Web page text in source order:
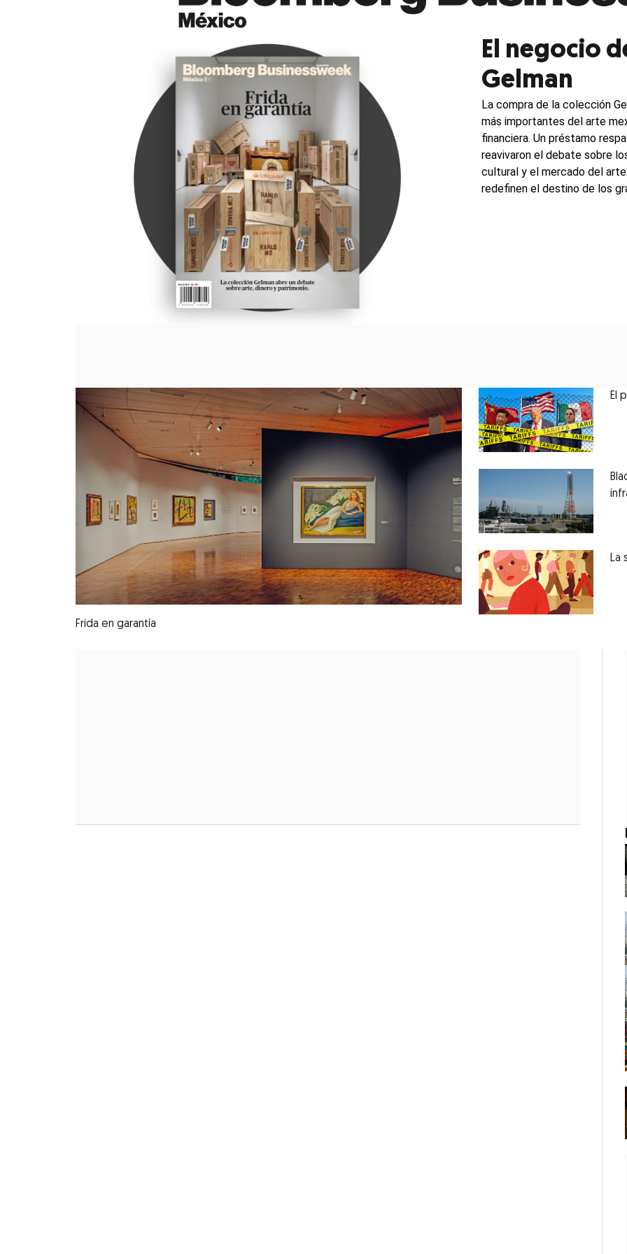
El negocio
Gelman
La compra de la colección
más importantes del arte
financiera. Un préstamo
reavivaron el debate sobre
cultural y el mercado del
redefinen el destino de los
Frida en garantía
El
La